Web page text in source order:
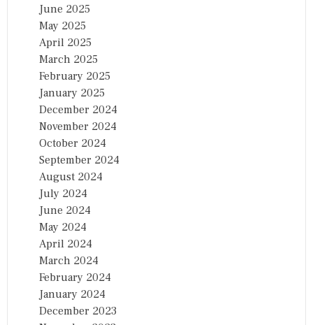
June 2025
May 2025
April 2025
March 2025
February 2025
January 2025
December 2024
November 2024
October 2024
September 2024
August 2024
July 2024
June 2024
May 2024
April 2024
March 2024
February 2024
January 2024
December 2023